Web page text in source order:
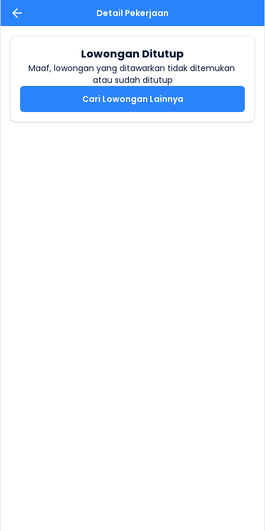
Detail Pekerjaan
Lowongan Ditutup
Maaf, lowongan yang ditawarkan tidak ditemukan
atau sudah ditutup
Cari Lowongan Lainnya